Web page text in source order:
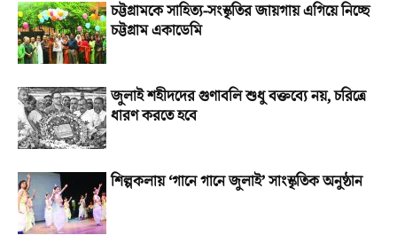
চট্টগ্রামকে সাহিত্য-সংস্কৃতির জায়গায় এগিয়ে নিচ্ছে
চট্টগ্রাম একাডেমি
জুলাই শহীদদের গুণাবলি শুধু বক্তব্যে নয়, চরিত্রে
ধারণ করতে হবে
শিল্পকলায় ‘গানে গানে জুলাই’ সাংস্কৃতিক অনুষ্ঠান